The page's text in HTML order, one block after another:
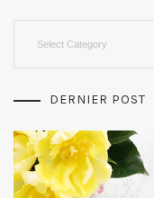
DERNIER POST